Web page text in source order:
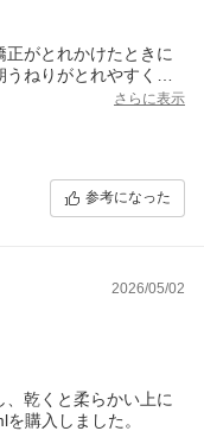
がとれかけたときに
ねりがとれやすくあ
せ髪を傷めているので)
てもサラッとして、
はないでしょうか。
さらに表示
参考になった
2026/05/02
乾くと柔らかい上に
購入しました。